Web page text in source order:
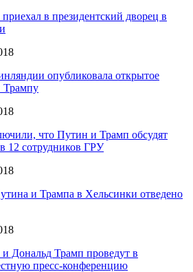
в президентский дворец в
опубликовала открытое
Трампу
что Путин и Трамп обсудят
12 сотрудников ГРУ
и Трампа в Хельсинки отведено
Дональд Трамп проведут в
пресс-конференцию